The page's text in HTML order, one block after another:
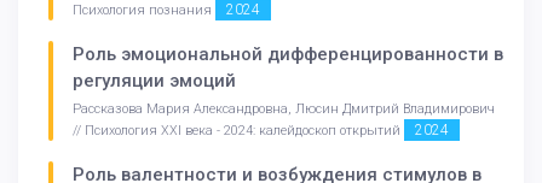
Психология познания
2024
Роль эмоциональной дифференцированности в
регуляции эмоций
Рассказова Мария Александровна, Люсин Дмитрий Владимирович
// Психология XXI века - 2024: калейдоскоп открытий
2024
Роль валентности и возбуждения стимулов в